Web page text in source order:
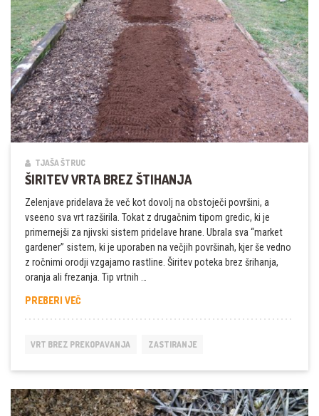
TJAŠA ŠTRUC
ŠIRITEV VRTA BREZ ŠTIHANJA
Zelenjave pridelava že več kot dovolj na obstoječi površini, a
vseeno sva vrt razširila. Tokat z drugačnim tipom gredic, ki je
primernejši za njivski sistem pridelave hrane. Ubrala sva “market
gardener” sistem, ki je uporaben na večjih površinah, kjer še vedno
z ročnimi orodji vzgajamo rastline. Širitev poteka brez šrihanja,
oranja ali frezanja. Tip vrtnih …
PREBERI VEČŠIRITEV
ŠTIHANJA
VRT BREZ PREKOPAVANJA ZASTIRANJE